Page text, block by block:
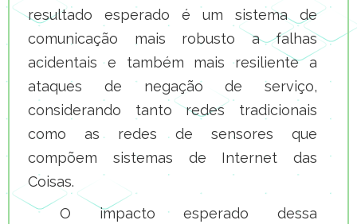
resultado esperado é um sistema de
comunicação mais robusto a falhas
acidentais e também mais resiliente a
ataques de negação de serviço,
considerando tanto redes tradicionais
como as redes de sensores que
compõem sistemas de Internet das
Coisas.
O impacto esperado dessa